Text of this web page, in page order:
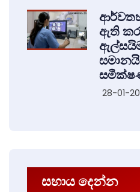
ඇති
28-01-
සහාය දෙන්න